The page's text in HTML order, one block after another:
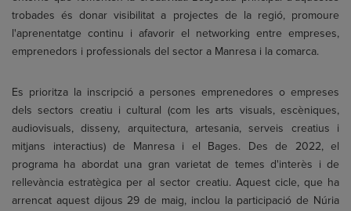
trobades és donar visibilitat a projectes de la regió, promoure
l'aprenentatge continu i afavorir el networking entre empreses,
emprenedors i professionals del sector a Manresa i la comarca.
Es prioritza la inscripció a persones emprenedores o empreses
dels sectors creatiu i cultural (com les arts visuals, escèniques,
audiovisuals, disseny, arquitectura, artesania, serveis creatius i
mitjans interactius) de Manresa i el Bages. Des de 2022, el
programa ha abordat una gran varietat de temes d'interès i de
rellevància estratègica per al sector creatiu. Aquest cicle, que ha
arrencat aquest dijous 29 de maig, inclou la participació de Núria